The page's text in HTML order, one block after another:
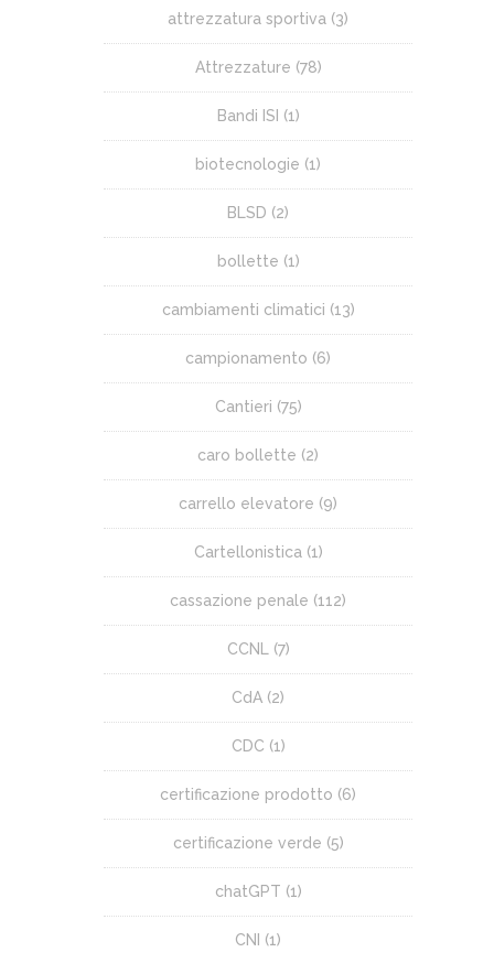
attrezzatura sportiva (3)
Attrezzature (78)
Bandi ISI (1)
biotecnologie (1)
BLSD (2)
bollette (1)
cambiamenti climatici (13)
campionamento (6)
Cantieri (75)
caro bollette (2)
carrello elevatore (9)
Cartellonistica (1)
cassazione penale (112)
CCNL (7)
CdA (2)
CDC (1)
certificazione prodotto (6)
certificazione verde (5)
chatGPT (1)
CNI (1)